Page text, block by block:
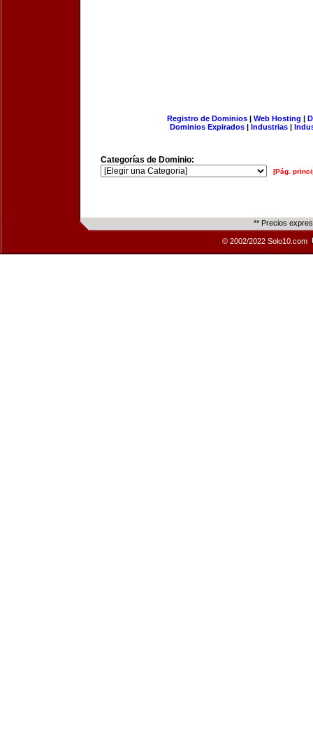
Registro de Dominios| Web Hosting |
Dominios Expirados | Industrias |
Categorías de Dominio:
[Pág.
** Precios
© 2002/2022 Solo10.com